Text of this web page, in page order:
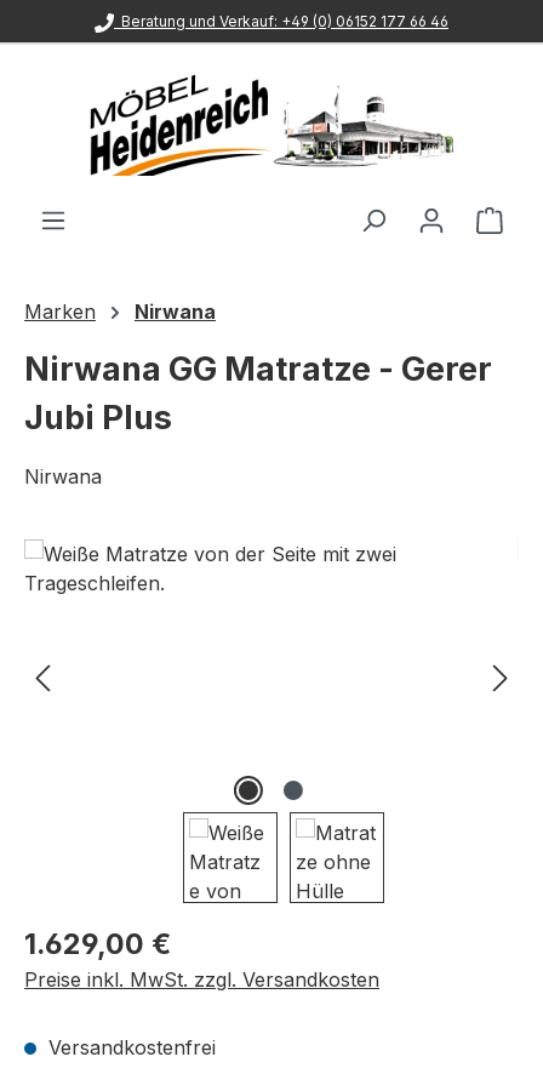
Zum Hauptinhalt springen
Beratung und Verkauf: +49 (0) 06152 177 66 46
Marken Nirwana
Nirwana GG Matratze - Gerer
Jubi Plus
Nirwana
Bildergalerie überspringen
Regulärer Preis:
1.629,00 €
Preise inkl. MwSt. zzgl. Versandkosten
Versandkostenfrei